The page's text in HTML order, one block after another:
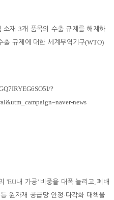
소재 3개 품목의 수출 규제를 해제하
출 규제에 대한 세계무역기구(WTO)
?
news
'EU내 가공' 비중을 대폭 늘리고,폐배
원자재 공급망 안정 ·다각화 대책을